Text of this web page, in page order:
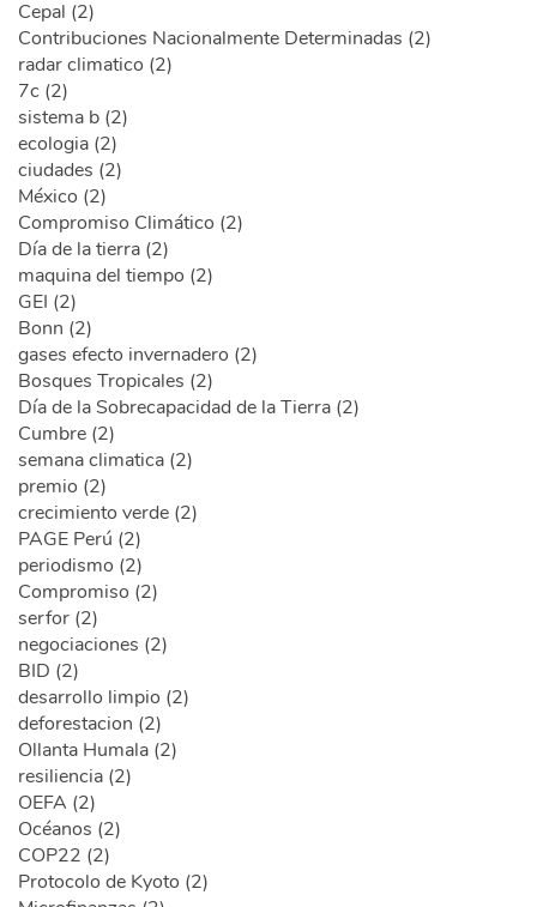
Cepal (2)
Contribuciones Nacionalmente Determinadas (2)
radar climatico (2)
7c (2)
sistema b (2)
ecologia (2)
ciudades (2)
México (2)
Compromiso Climático (2)
Día de la tierra (2)
maquina del tiempo (2)
GEI (2)
Bonn (2)
gases efecto invernadero (2)
Bosques Tropicales (2)
Día de la Sobrecapacidad de la Tierra (2)
Cumbre (2)
semana climatica (2)
premio (2)
crecimiento verde (2)
PAGE Perú (2)
periodismo (2)
Compromiso (2)
serfor (2)
negociaciones (2)
BID (2)
desarrollo limpio (2)
deforestacion (2)
Ollanta Humala (2)
resiliencia (2)
OEFA (2)
Océanos (2)
COP22 (2)
Protocolo de Kyoto (2)